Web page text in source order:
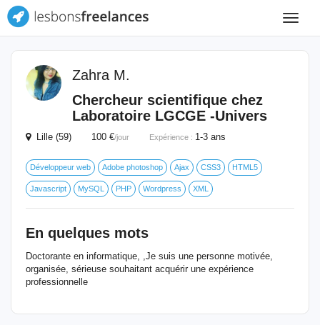
Toggle
Zahra M.
Chercheur scientifique chez
Laboratoire LGCGE -Univers
Lille (59) 100 €/jour Expérience : 1-3 ans
Développeur web Adobe photoshop Ajax CSS3 HTML5
Javascript MySQL PHP Wordpress XML
En quelques mots
Doctorante en informatique, ,Je suis une personne motivée,
organisée, sérieuse souhaitant acquérir une expérience
professionnelle